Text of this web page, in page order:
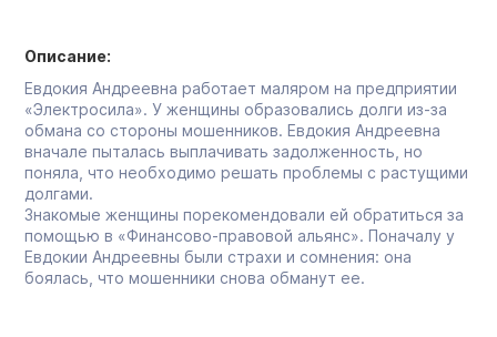
Описание:
Евдокия Андреевна работает маляром на предприятии
«Электросила». У женщины образовались долги из-за
обмана со стороны мошенников. Евдокия Андреевна
вначале пыталась выплачивать задолженность, но
поняла, что необходимо решать проблемы с растущими
долгами.
Знакомые женщины порекомендовали ей обратиться за
помощью в «Финансово-правовой альянс». Поначалу у
Евдокии Андреевны были страхи и сомнения: она
боялась, что мошенники снова обманут ее.